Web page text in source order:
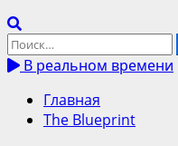
Найти:
В реальном времени
Главная
The Blueprint